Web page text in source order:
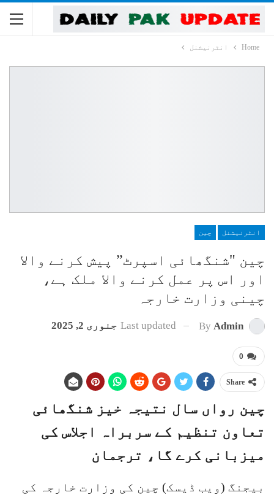
Home انٹرنیشنل
انٹرنیشنل چین
چین "شنگھائی اسپرٹ” پیش کرنے والا
اور اس پر عمل کرنے والا ملک ہے،
چینی وزارت خارجہ
By Admin
Last updated جنوری 2, 2025
0
Share
چین رواں سال نتیجہ خیز شنگھائی
تعاون تنظیم کے سربراہ اجلاس کی
میزبانی کرے گا، ترجمان
بیجنگ (ویب ڈیسک) چین کی وزارت خارجہ کی